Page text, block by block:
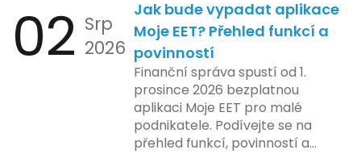
02 Srp
2026
Jak bude vypadat aplikace
Moje EET? Přehled funkcí a
povinností
Finanční správa spustí od 1.
prosince 2026 bezplatnou
aplikaci Moje EET pro malé
podnikatele. Podívejte se na
přehled funkcí, povinností a